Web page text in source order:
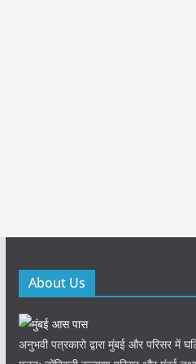
About Us
अनुभवी पत्रकारो द्वारा मुंबई और परिसर में